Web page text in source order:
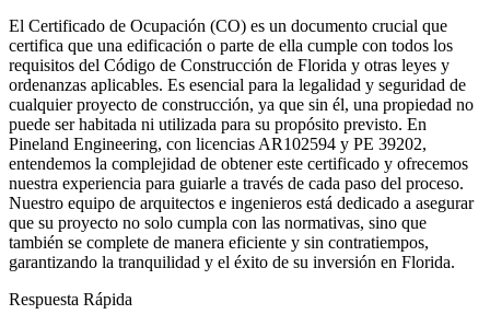
El Certificado de Ocupación (CO) es un documento crucial que
certifica que una edificación o parte de ella cumple con todos los
requisitos del Código de Construcción de Florida y otras leyes y
ordenanzas aplicables. Es esencial para la legalidad y seguridad de
cualquier proyecto de construcción, ya que sin él, una propiedad no
puede ser habitada ni utilizada para su propósito previsto. En
Pineland Engineering, con licencias AR102594 y PE 39202,
entendemos la complejidad de obtener este certificado y ofrecemos
nuestra experiencia para guiarle a través de cada paso del proceso.
Nuestro equipo de arquitectos e ingenieros está dedicado a asegurar
que su proyecto no solo cumpla con las normativas, sino que
también se complete de manera eficiente y sin contratiempos,
garantizando la tranquilidad y el éxito de su inversión en Florida.
Respuesta Rápida